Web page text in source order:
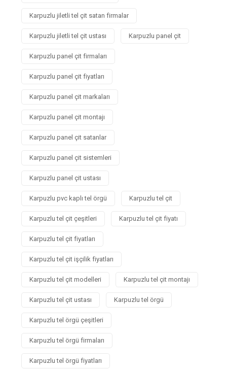
Karpuzlu jiletli tel çit satan firmalar
Karpuzlu jiletli tel çit ustası Karpuzlu panel çit
Karpuzlu panel çit firmaları
Karpuzlu panel çit fiyatları
Karpuzlu panel çit markaları
Karpuzlu panel çit montajı
Karpuzlu panel çit satanlar
Karpuzlu panel çit sistemleri
Karpuzlu panel çit ustası
Karpuzlu pvc kaplı tel örgü Karpuzlu tel çit
Karpuzlu tel çit çeşitleri Karpuzlu tel çit fiyatı
Karpuzlu tel çit fiyatları
Karpuzlu tel çit işçilik fiyatları
Karpuzlu tel çit modelleri Karpuzlu tel çit montajı
Karpuzlu tel çit ustası Karpuzlu tel örgü
Karpuzlu tel örgü çeşitleri
Karpuzlu tel örgü firmaları
Karpuzlu tel örgü fiyatları